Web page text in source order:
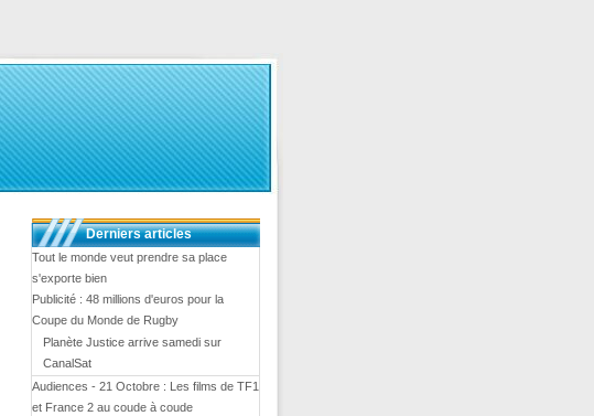
Derniers articles
Tout le monde veut prendre sa place
s'exporte bien
Publicité : 48 millions d'euros pour la
Coupe du Monde de Rugby
Planète Justice arrive samedi sur
CanalSat
Audiences - 21 Octobre : Les films de TF1
et France 2 au coude à coude